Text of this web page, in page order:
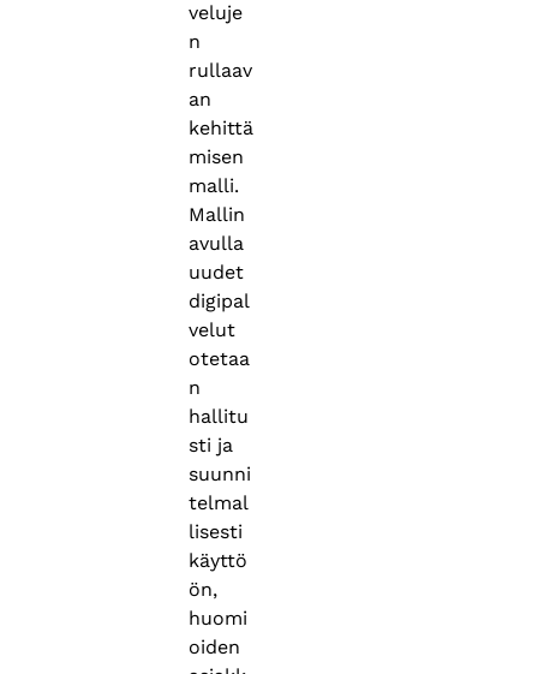
veluje
n
rullaav
an
kehittä
misen
malli.
Mallin
avulla
uudet
digipal
velut
otetaa
n
hallitu
sti ja
suunni
telmal
lisesti
käyttö
ön,
huomi
oiden